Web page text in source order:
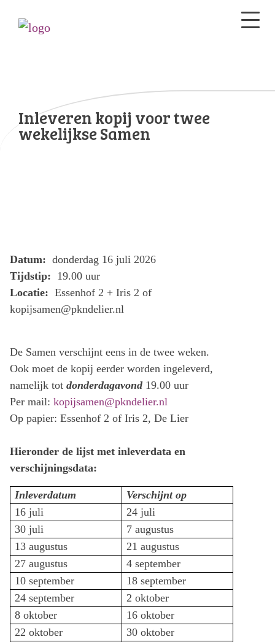
Inleveren kopij voor twee
wekelijkse Samen
Datum: donderdag 16 juli 2026
Tijdstip: 19.00 uur
Locatie: Essenhof 2 + Iris 2 of
kopijsamen@pkndelier.nl
De Samen verschijnt eens in de twee weken.
Ook moet de kopij eerder worden ingeleverd,
namelijk tot donderdagavond 19.00 uur
Per mail: kopijsamen@pkndelier.nl
Op papier: Essenhof 2 of Iris 2, De Lier
Hieronder de lijst met inleverdata en
verschijningsdata:
Inleverdatum
Verschijnt op
16 juli
24 juli
30 juli
7 augustus
13 augustus
21 augustus
27 augustus
4 september
10 september
18 september
24 september
2 oktober
8 oktober
16 oktober
22 oktober
30 oktober